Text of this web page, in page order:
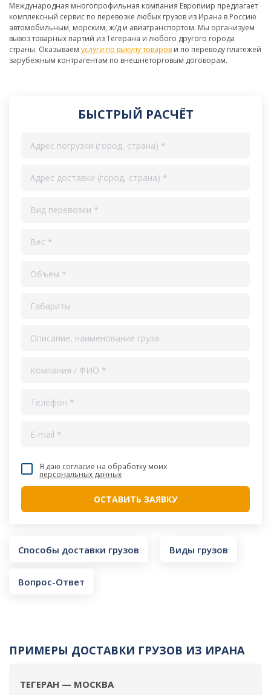
Международная многопрофильная компания Европиир предлагает
комплексный сервис по перевозке любых грузов из Ирана в Россию
автомобильным, морским, ж/д и авиатранспортом. Мы организуем
вывоз товарных партий из Тегерана и любого другого города
страны. Оказываем услуги по выкупу товаров и по переводу платежей
зарубежным контрагентам по внешнеторговым договорам.
БЫСТРЫЙ РАСЧЁТ
Я даю согласие на обработку моих
персональных данных
Способы доставки грузов Виды грузов
Вопрос-Ответ
ПРИМЕРЫ ДОСТАВКИ ГРУЗОВ ИЗ ИРАНА
ТЕГЕРАН — МОСКВА